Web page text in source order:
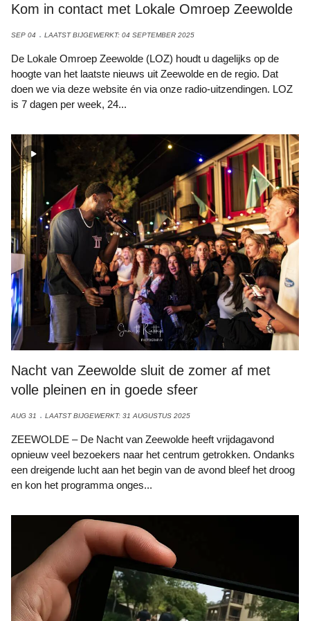
Kom in contact met Lokale Omroep Zeewolde
SEP 04 LAATST BIJGEWERKT: 04 SEPTEMBER 2025
De Lokale Omroep Zeewolde (LOZ) houdt u dagelijks op de
hoogte van het laatste nieuws uit Zeewolde en de regio. Dat
doen we via deze website én via onze radio-uitzendingen. LOZ
is 7 dagen per week, 24...
Nacht van Zeewolde sluit de zomer af met
volle pleinen en in goede sfeer
AUG 31 LAATST BIJGEWERKT: 31 AUGUSTUS 2025
ZEEWOLDE – De Nacht van Zeewolde heeft vrijdagavond
opnieuw veel bezoekers naar het centrum getrokken. Ondanks
een dreigende lucht aan het begin van de avond bleef het droog
en kon het programma onges...